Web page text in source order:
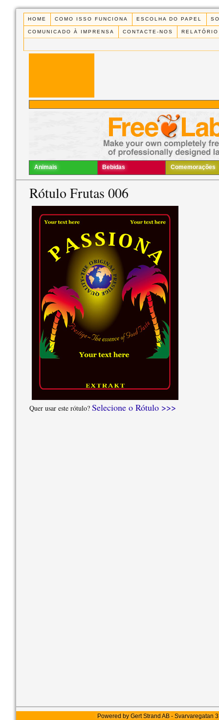
HOME COMO ISSO FUNCIONA ESCOLHA DO PAPEL
COMUNICADO À IMPRENSA CONTACTE-NOS
Animais Bebidas Comemorações
Rótulo Frutas 006
Quer usar este rótulo? Selecione o Rótulo >>>
Powered by Gert Strand AB -